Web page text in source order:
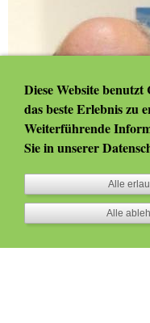
Diese Website
das beste Erlebnis zu
Weiterführende
Sie in unserer
Alle
Alle